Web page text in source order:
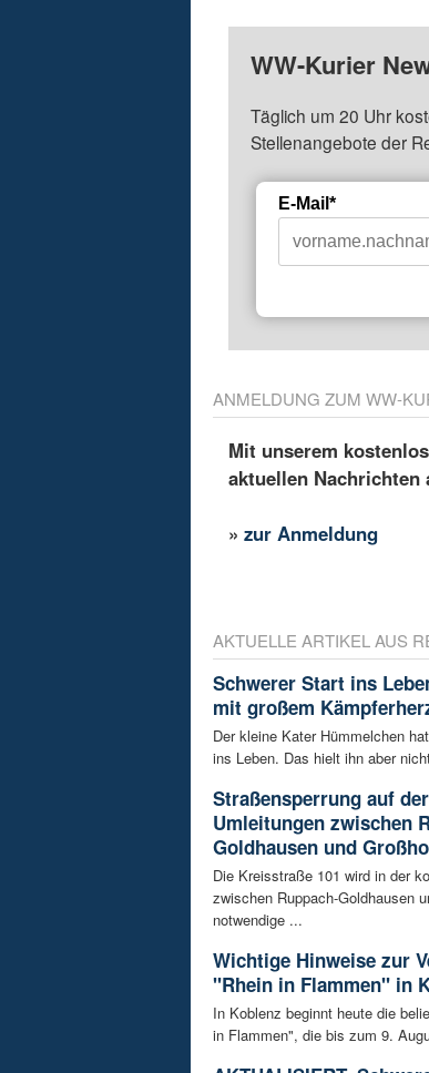
WW-Kurier
Täglich um 20 Uhr
Stellenangebote der
E-Mail*
ANMELDUNG ZUM WW-
Mit unserem
aktuellen Nachrichten
»zur Anmeldung
AKTUELLE ARTIKEL AUS
Schwerer Start ins
mit großem
Der kleine Kater Hümmelchen
ins Leben. Das hielt ihn aber
Straßensperrung auf
Umleitungen zwischen
Goldhausen und
Die Kreisstraße 101 wird in der
zwischen Ruppach-Goldhausen
notwendige ...
Wichtige Hinweise zur
"Rhein in Flammen" in
In Koblenz beginnt heute die
in Flammen", die bis zum 9.